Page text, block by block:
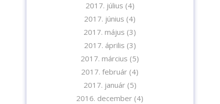
2017. július (4)
2017. június (4)
2017. május (3)
2017. április (3)
2017. március (5)
2017. február (4)
2017. január(5)
2016. december (4)